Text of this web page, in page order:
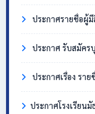
ประกาศรายชื่อผู้มีสิทธิ์เข้ารับกา
ประกาศ รับสมัครบุคคลทั่วไปเพื่อคัดเลื
ประกาศเรื่อง รายชื่อผู้ผ่านการคัดเลือกบุค
ประกาศโรงเรียนมัธยมตระการพืชผล เรื่อง ผู้มีสิทธิ์เข้า